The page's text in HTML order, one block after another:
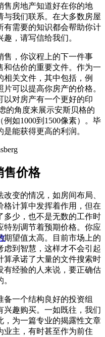
售房地产知道好在你的地
与我们联系。在大多数房屋
有需要的知识都会帮助你计
，请写信给我们。
售，你议程上的下一件事
和估价的重要文件。作为一
关文件，其中包括，例
可以提高你房产的价格。
以对房产有一个更好的印
的角度来展示安斯贝格的
如1000到1500像素）。毕
能获得更高的利润。
售价格
变的情况，如房间布局、
格计算中发挥着作用，但在
多少，也不是无数的工作时
特别调节着预期价格。你应
期望值太高。目前市场上的
虑到智慧，这样才不会引起
算承诺了大量的文件搜索时
有经验的人来说，要正确估
备一个结构良好的投资组
兴趣购买。一如既往，我们
，为一篇专业的揭露性文章
业主，有时甚至作为前住